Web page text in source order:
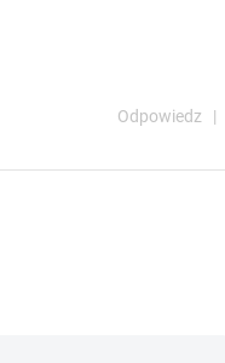
Odpowiedz